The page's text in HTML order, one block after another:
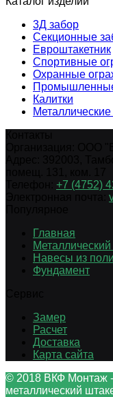
3Д забор
Секционные
Евроштакетник
Спортивные
Охранные
Калитки
+7 (4752)
Главная
Навесы из
Фундамент
Замер
Расчет
Доставка
Карта сайта
© 2018 ВКФ Монтаж
металлический